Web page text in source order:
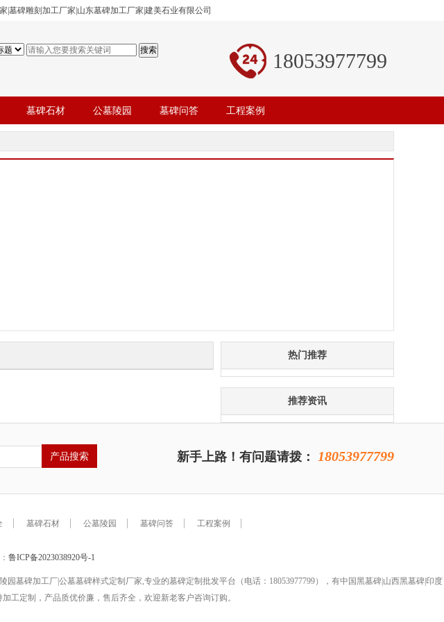
墓碑雕刻加工厂家|山东墓碑加工厂家|建美石业有限公司
18053977799
墓碑石材 公墓陵园 墓碑问答 工程案例
热门推荐
推荐资讯
新手上路！有问题请拨： 18053977799
墓碑石材 公墓陵园 墓碑问答 工程案例
鲁ICP备2023038920号-1
墓碑加工厂|公墓墓碑样式定制厂家,专业的墓碑定制批发平台（电话：18053977799），有中国黑墓碑|山西黑墓碑|印度
工定制，产品质优价廉，售后齐全，欢迎新老客户咨询订购。